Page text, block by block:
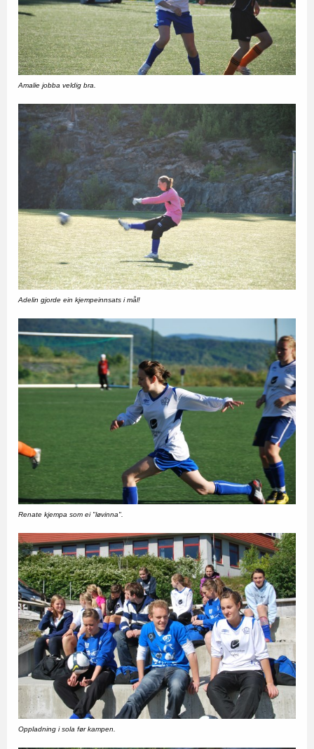
Amalie jobba veldig bra.
Adelin gjorde ein kjempeinnsats i mål!
Renate kjempa som ei "løvinna".
Oppladning i sola før kampen.